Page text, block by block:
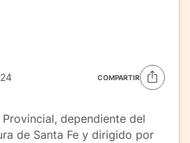
COMPARTIR
dependiente del
de Santa Fe y dirigido por